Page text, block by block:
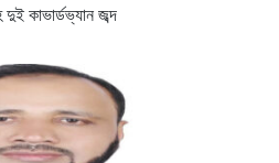
কাভার্ডভ্যান জব্দ